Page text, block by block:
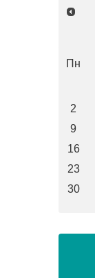
Пн
2
9
16
23
30